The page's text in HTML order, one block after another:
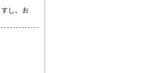
し、お